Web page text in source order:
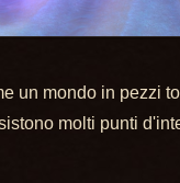
un mondo in pezzi
molti punti